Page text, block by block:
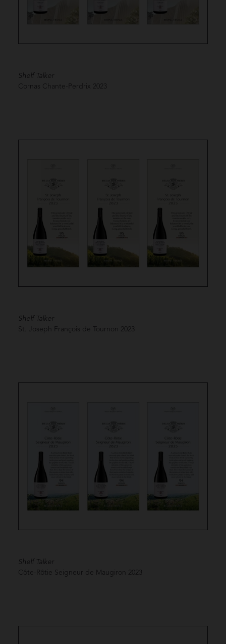
Shelf Talker
Cornas Chante-Perdrix 2023
Shelf Talker
St. Joseph François de Tournon 2023
Shelf Talker
Côte-Rôtie Seigneur de Maugiron 2023